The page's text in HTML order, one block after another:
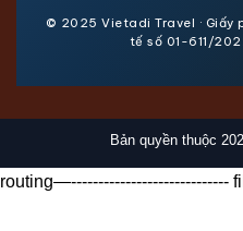
© 2025 Vietadi Travel ·
tế số 01-611/
Bản quyền thuộc
routing—-----------------------------